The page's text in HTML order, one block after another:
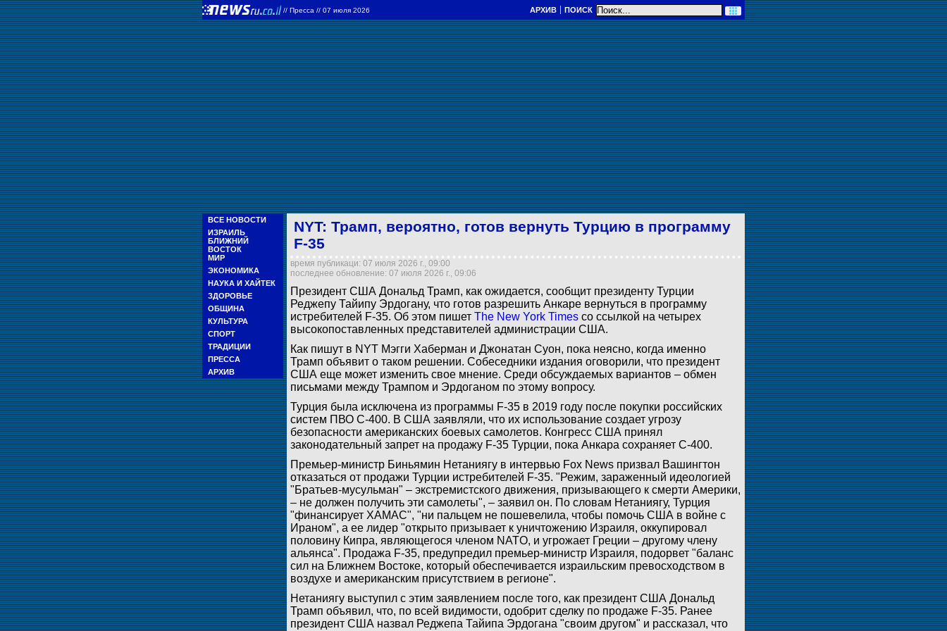
// Пресса // 07 июля 2026 АРХИВ ПОИСК
ВСЕ НОВОСТИ
ИЗРАИЛЬ
БЛИЖНИЙ
ВОСТОК
МИР
ЭКОНОМИКА
НАУКА И ХАЙТЕК
ЗДОРОВЬЕ
ОБЩИНА
КУЛЬТУРА
СПОРТ
ТРАДИЦИИ
ПРЕССА
АРХИВ
NYT: Трамп, вероятно, готов вернуть Турцию в программу
F-35
время публикаци: 07 июля 2026 г., 09:00
последнее обновление: 07 июля 2026 г., 09:06
Президент США Дональд Трамп, как ожидается, сообщит президенту Турции
Реджепу Тайипу Эрдогану, что готов разрешить Анкаре вернуться в программу
истребителей F-35. Об этом пишет The New York Times со ссылкой на четырех
высокопоставленных представителей администрации США.
Как пишут в NYT Мэгги Хаберман и Джонатан Суон, пока неясно, когда именно
Трамп объявит о таком решении. Собеседники издания оговорили, что президент
США еще может изменить свое мнение. Среди обсуждаемых вариантов – обмен
письмами между Трампом и Эрдоганом по этому вопросу.
Турция была исключена из программы F-35 в 2019 году после покупки российских
систем ПВО С-400. В США заявляли, что их использование создает угрозу
безопасности американских боевых самолетов. Конгресс США принял
законодательный запрет на продажу F-35 Турции, пока Анкара сохраняет С-400.
Премьер-министр Биньямин Нетаниягу в интервью Fox News призвал Вашингтон
отказаться от продажи Турции истребителей F-35. "Режим, зараженный идеологией
"Братьев-мусульман" – экстремистского движения, призывающего к смерти Америки,
– не должен получить эти самолеты", – заявил он. По словам Нетаниягу, Турция
"финансирует ХАМАС", "ни пальцем не пошевелила, чтобы помочь США в войне с
Ираном", а ее лидер "открыто призывает к уничтожению Израиля, оккупировал
половину Кипра, являющегося членом NATO, и угрожает Греции – другому члену
альянса". Продажа F-35, предупредил премьер-министр Израиля, подорвет "баланс
сил на Ближнем Востоке, который обеспечивается израильским превосходством в
воздухе и американским присутствием в регионе".
Нетаниягу выступил с этим заявлением после того, как президент США Дональд
Трамп объявил, что, по всей видимости, одобрит сделку по продаже F-35. Ранее
президент США назвал Реджепа Тайипа Эрдогана "своим другом" и рассказал, что